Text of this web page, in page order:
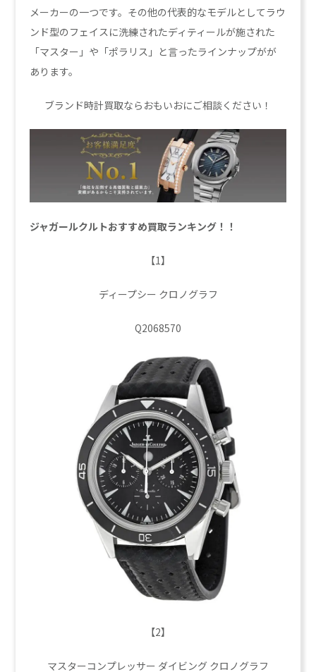
メーカーの一つです。その他の代表的なモデルとしてラウ
ンド型のフェイスに洗練されたディティールが施された
「マスター」や「ポラリス」と言ったラインナップがが
あります。
ブランド時計買取ならおもいおにご相談ください！
ジャガールクルトおすすめ買取ランキング！！
【1】
ディープシー クロノグラフ
Q2068570
【2】
マスターコンプレッサー ダイビング クロノグラフ